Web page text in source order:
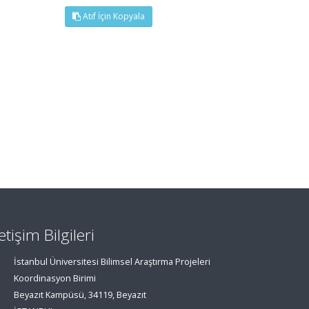
Atıf İçin Kopyala
Bilgileri
İstanbul Üniversitesi Bilimsel Araştırma Projeleri
Koordinasyon Birimi
Beyazıt Kampüsü, 34119, Beyazıt